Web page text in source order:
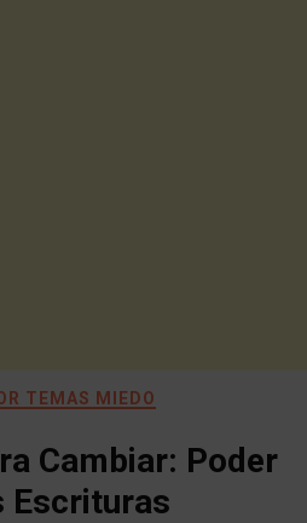
TEMAS MIEDO
Cambiar: Poder
Escrituras